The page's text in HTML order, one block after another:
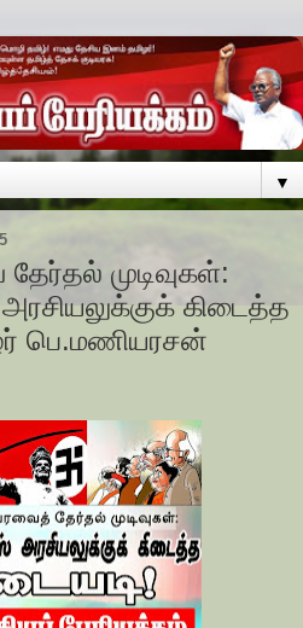
▼
முடிவுகள்:
கிடைத்த
பெ.மணியரசன்